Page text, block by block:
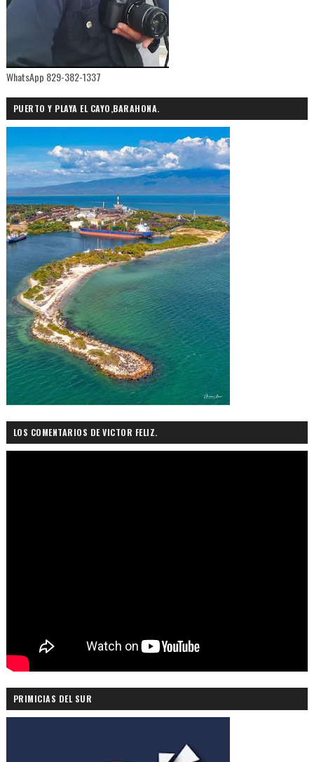
WhatsApp 829-382-1337
PUERTO Y PLAYA EL CAYO,BARAHONA.
LOS COMENTARIOS DE VICTOR FELIZ.
PRIMICIAS DEL SUR